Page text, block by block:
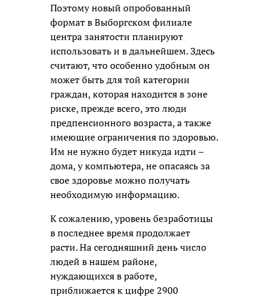
Поэтому новый опробованный
формат в Выборгском филиале
центра занятости планируют
использовать и в дальнейшем. Здесь
считают, что особенно удобным он
может быть для той категории
граждан, которая находится в зоне
риске, прежде всего, это люди
предпенсионного возраста, а также
имеющие ограничения по здоровью.
Им не нужно будет никуда идти –
дома, у компьютера, не опасаясь за
свое здоровье можно получать
необходимую информацию.
К сожалению, уровень безработицы
в последнее время продолжает
расти. На сегодняшний день число
людей в нашем районе,
нуждающихся в работе,
приближается к цифре 2900